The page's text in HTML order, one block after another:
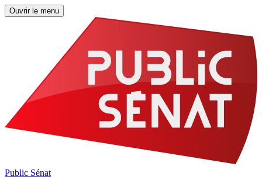
Ouvrir le menu
Public Sénat